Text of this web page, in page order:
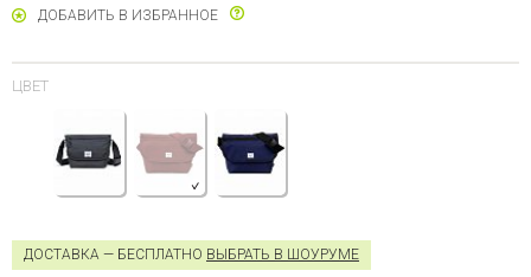
ДОБАВИТЬ В ИЗБРАННОЕ
ЦВЕТ
ДОСТАВКА — БЕСПЛАТНО ВЫБРАТЬ В ШОУРУМЕ